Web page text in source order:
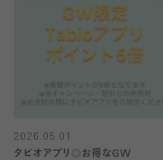
2026.05.01
タビオアプリ◎お得なGW